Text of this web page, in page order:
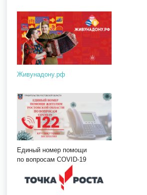
Живунадону.рф
Единый номер помощи
по вопросам COVID-19